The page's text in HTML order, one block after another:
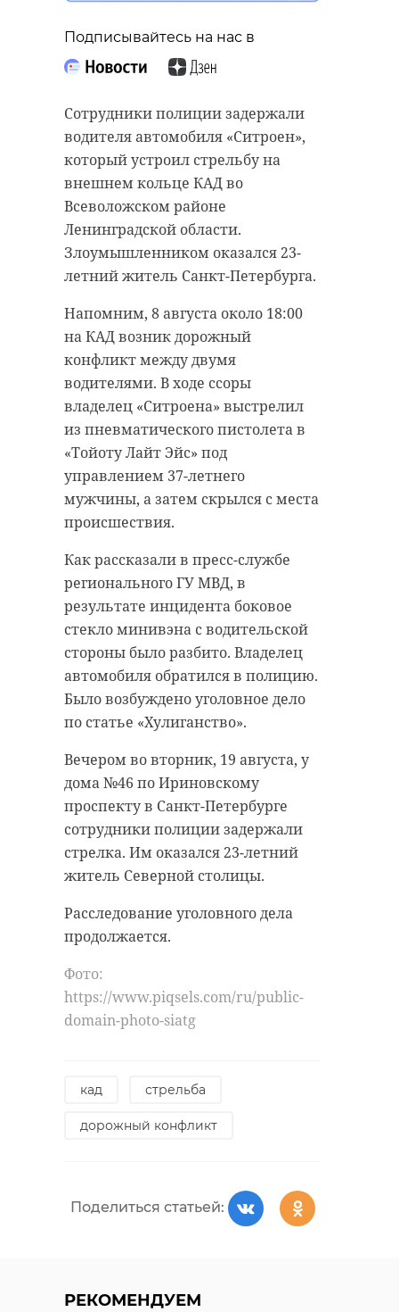
Подписывайтесь на нас в
Сотрудники полиции задержали
водителя автомобиля «Ситроен»,
который устроил стрельбу на
внешнем кольце КАД во
Всеволожском районе
Ленинградской области.
Злоумышленником оказался 23-
летний житель Санкт-Петербурга.
Напомним, 8 августа около 18:00
на КАД возник дорожный
конфликт между двумя
водителями. В ходе ссоры
владелец «Ситроена» выстрелил
из пневматического пистолета в
«Тойоту Лайт Эйс» под
управлением 37-летнего
мужчины, а затем скрылся с места
происшествия.
Как рассказали в пресс-службе
регионального ГУ МВД, в
результате инцидента боковое
стекло минивэна с водительской
стороны было разбито. Владелец
автомобиля обратился в полицию.
Было возбуждено уголовное дело
по статье «Хулиганство».
Вечером во вторник, 19 августа, у
дома №46 по Ириновскому
проспекту в Санкт-Петербурге
сотрудники полиции задержали
стрелка. Им оказался 23-летний
житель Северной столицы.
Расследование уголовного дела
продолжается.
Фото:
https://www.piqsels.com/ru/public-
domain-photo-siatg
кад стрельба
дорожный конфликт
Поделиться статьей:
РЕКОМЕНДУЕМ